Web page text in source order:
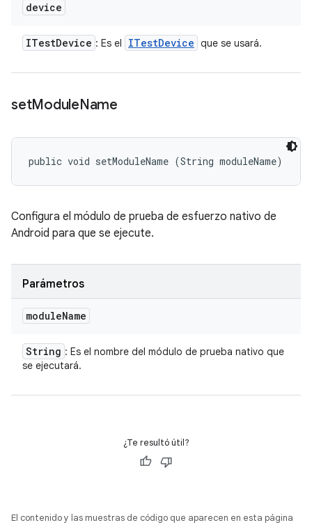
device
ITestDevice : Es el ITestDevice que se usará.
setModuleName
public void setModuleName (String moduleName)
Configura el módulo de prueba de esfuerzo nativo de
Android para que se ejecute.
Parámetros
moduleName
String : Es el nombre del módulo de prueba nativo que
se ejecutará.
¿Te resultó útil?
El contenido y las muestras de código que aparecen en esta página